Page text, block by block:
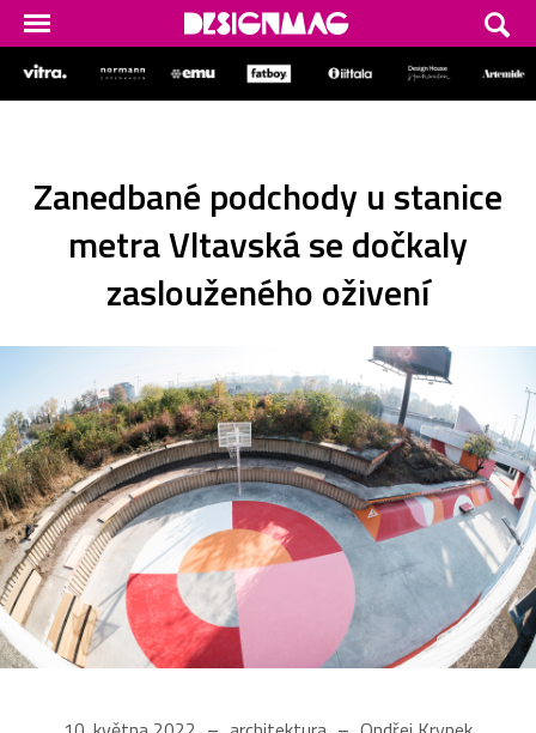
Zanedbané podchody u stanice
metra Vltavská se dočkaly
zaslouženého oživení